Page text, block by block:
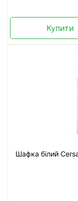
Купити
Шафка білий